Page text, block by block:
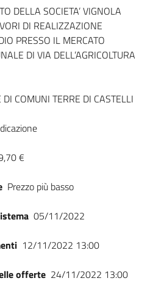
DELLA SOCIETA’ VIGNOLA
DI REALIZZAZIONE
PRESSO IL MERCATO
DI VIA DELL’AGRICOLTURA
COMUNI TERRE DI CASTELLI
€
Prezzo più basso
05/11/2022
12/11/2022 13:00
offerte 24/11/2022 13:00